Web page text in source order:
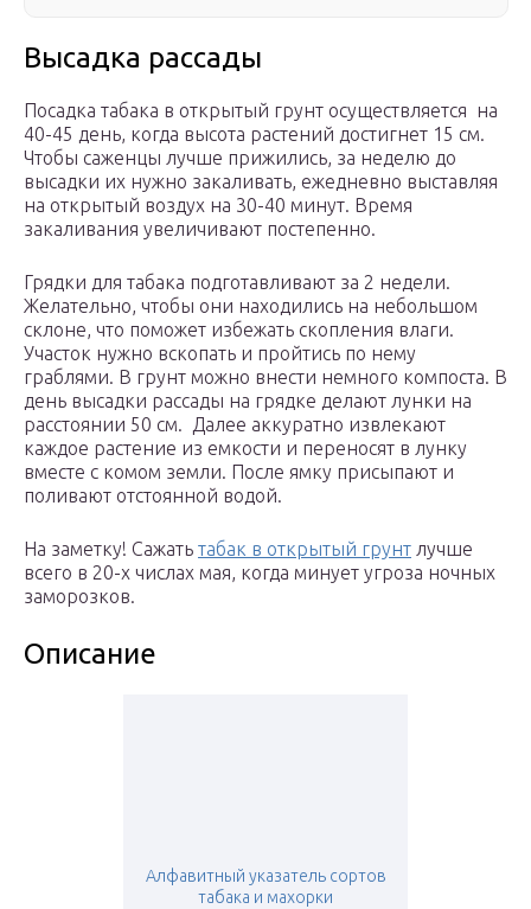
Высадка рассады
Посадка табака в открытый грунт осуществляется на
40-45 день, когда высота растений достигнет 15 см.
Чтобы саженцы лучше прижились, за неделю до
высадки их нужно закаливать, ежедневно выставляя
на открытый воздух на 30-40 минут. Время
закаливания увеличивают постепенно.
Грядки для табака подготавливают за 2 недели.
Желательно, чтобы они находились на небольшом
склоне, что поможет избежать скопления влаги.
Участок нужно вскопать и пройтись по нему
граблями. В грунт можно внести немного компоста. В
день высадки рассады на грядке делают лунки на
расстоянии 50 см. Далее аккуратно извлекают
каждое растение из емкости и переносят в лунку
вместе с комом земли. После ямку присыпают и
поливают отстоянной водой.
На заметку! Сажать табак в открытый грунт лучше
всего в 20-х числах мая, когда минует угроза ночных
заморозков.
Описание
Алфавитный указатель сортов
табака и махорки